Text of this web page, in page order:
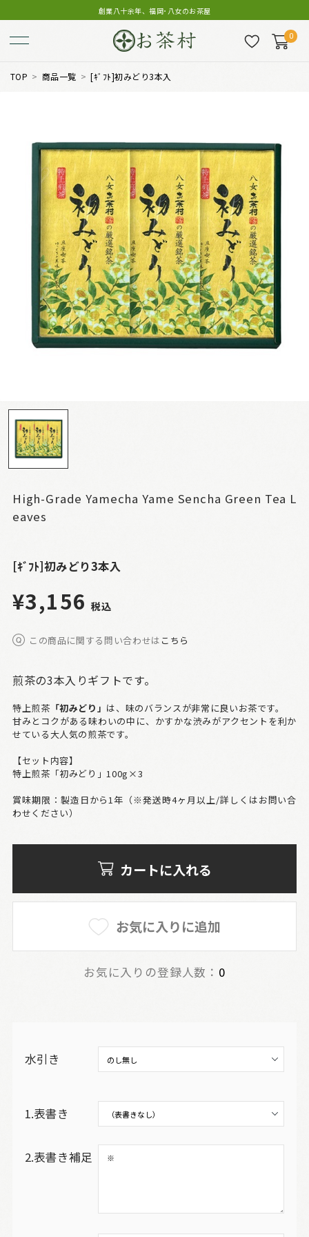
創業八十余年、福岡･八女のお茶屋
0
TOP 商品一覧 [ｷﾞﾌﾄ]初みどり3本入
High-Grade Yamecha Yame Sencha Green Tea L
eaves
[ｷﾞﾌﾄ]初みどり3本入
¥3,156 税込
この商品に関する問い合わせは こちら
煎茶の3本入りギフトです。
特上煎茶 「初みどり」 は、味のバランスが非常に良いお茶です。
甘みとコクがある味わいの中に、かすかな渋みがアクセントを利か
せている大人気の煎茶です。
【セット内容】
特上煎茶「初みどり」100g×3
賞味期限：製造日から1年（※発送時4ヶ月以上/詳しくはお問い合
わせください）
カートに入れる
お気に入りに追加
お気に入りの登録人数： 0
水引き
1.表書き
2.表書き補足